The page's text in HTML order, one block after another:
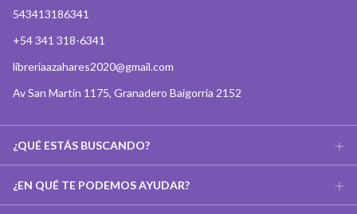
543413186341
+54 341 318-6341
libreriaazahares2020@gmail.com
Av San Martín 1175, Granadero Baigorria 2152
¿QUÉ ESTÁS BUSCANDO?
¿EN QUÉ TE PODEMOS AYUDAR?